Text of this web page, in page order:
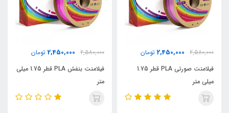
2,580,000
2,450,000 تومان
فیلامنت بنفش PLA قطر 1.75 میلی
متر
2,500,000
2,500,000 تومان
فیلامنت PLA یوسو (YOUSU)
سفید | 1.75 میلی‌متر | 1 کیلوگرم